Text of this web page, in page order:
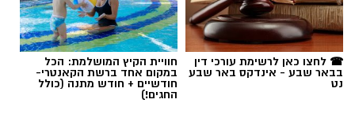
הכלבה איקרה הריחה: 1.6 ק"ג קריסטל
הוסלקו במכסה מנוע של רכב בצומת
בית קמה
במסגרת מאבק המשטרה ומג"ב בפשיעה בנגב,
כלבנית משטרתית חשפה סמים קשים שהוסלקו